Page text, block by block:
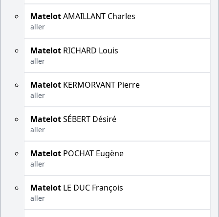
MatelotAMAILLANT Charles
aller
Matelot RICHARD Louis
aller
Matelot KERMORVANT Pierre
aller
MatelotSÉBERT Désiré
aller
Matelot POCHAT Eugène
aller
Matelot LE DUC François
aller